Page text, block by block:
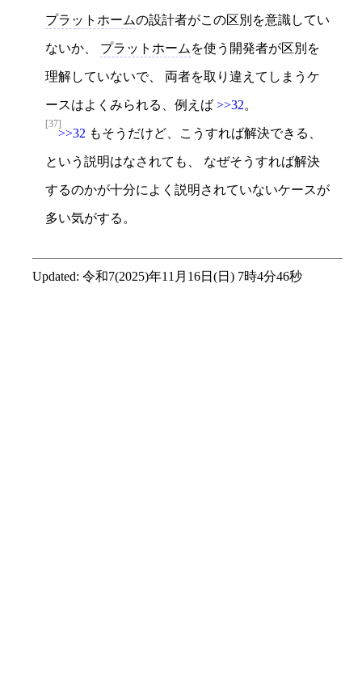
プラットホームの設計者がこの区別を意識してい
ないか、 プラットホーム を使う開発者が区別を
理解していないで、 両者を取り違えてしまうケ
ースはよくみられる、例えば >>32。
[37]
>>32 もそうだけど、こうすれば解決できる、
という説明はなされても、 なぜそうすれば解決
するのかが十分によく説明されていないケースが
多い気がする。
Updated: 令和7(2025)年11月16日(日) 7時4分46秒